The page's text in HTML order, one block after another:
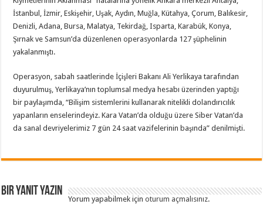
İstanbul, İzmir, Eskişehir, Uşak, Aydın, Muğla, Kütahya, Çorum, Balıkesir,
Denizli, Adana, Bursa, Malatya, Tekirdağ, Isparta, Karabük, Konya,
Şırnak ve Samsun’da düzenlenen operasyonlarda 127 şüphelinin
yakalanmıştı.
Operasyon, sabah saatlerinde İçişleri Bakanı Ali Yerlikaya tarafından
duyurulmuş, Yerlikaya’nın toplumsal medya hesabı üzerinden yaptığı
bir paylaşımda, “Bilişim sistemlerini kullanarak nitelikli dolandırıcılık
yapanların enselerindeyiz. Kara Vatan’da olduğu üzere Siber Vatan’da
da sanal devriyelerimiz 7 gün 24 saat vazifelerinin başında” denilmişti.
Bir yanıt yazın
Yorum yapabilmek içinoturum açmalısınız.